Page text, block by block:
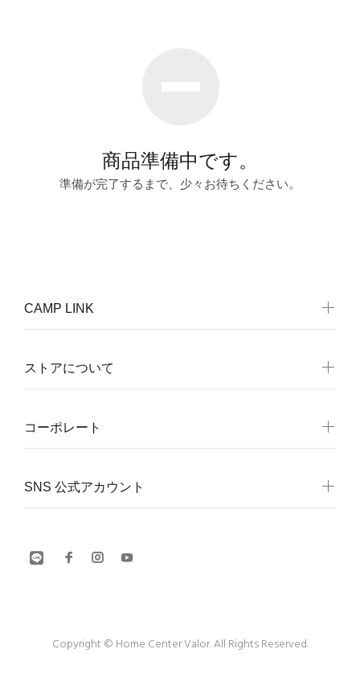
商品準備中です。
準備が完了するまで、少々お待ちください。
CAMP LINK
ストアについて
コーポレート
SNS 公式アカウント
Copyright © Home Center Valor. All Rights Reserved.